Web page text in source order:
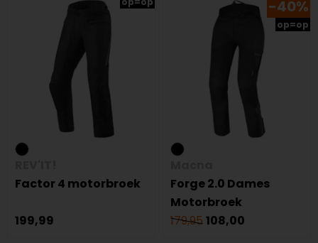
Factor 4 motorbroek
199,99
-40%
op=op
Forge 2.0 Dames
Motorbroek
179,95 108,00